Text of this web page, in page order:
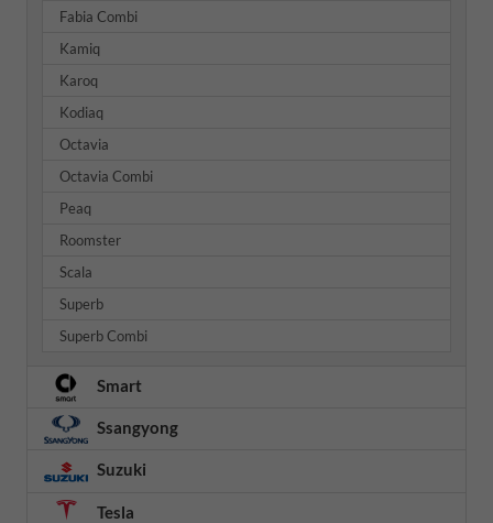
Fabia Combi
Kamiq
Karoq
Kodiaq
Octavia
Octavia Combi
Peaq
Roomster
Scala
Superb
Superb Combi
Smart
Ssangyong
Suzuki
Tesla